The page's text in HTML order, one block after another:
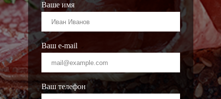
Ваше имя
Ваш e-mail
Ваш телефон